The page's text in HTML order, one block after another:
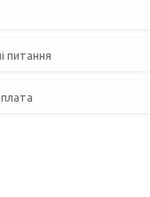
питання